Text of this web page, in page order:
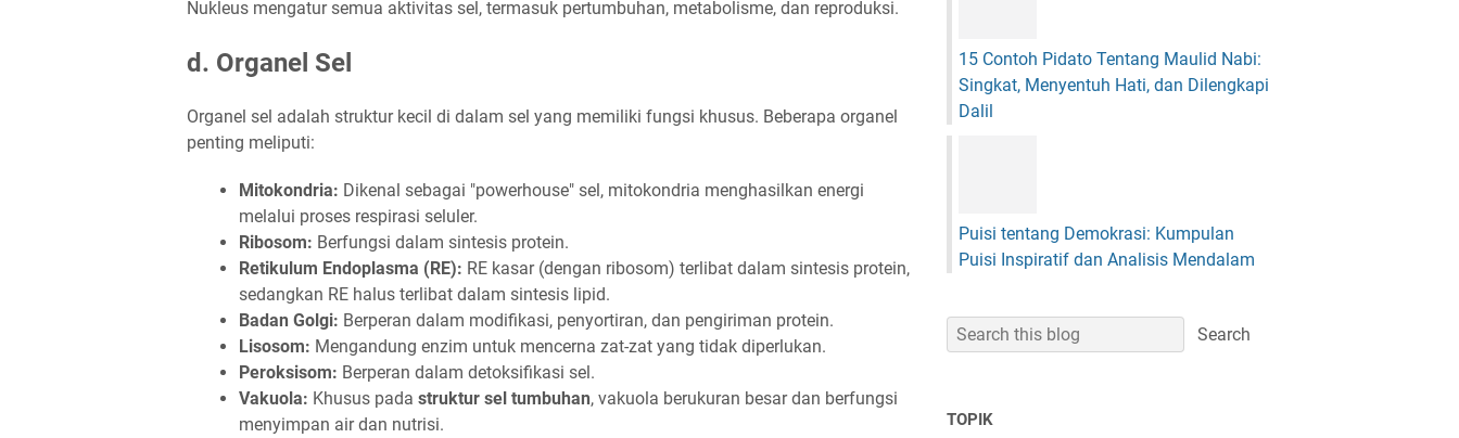
Nukleus mengatur semua aktivitas sel, termasuk pertumbuhan, metabolisme, dan reproduksi.
d. Organel Sel
Organel sel adalah struktur kecil di dalam sel yang memiliki fungsi khusus. Beberapa organel
penting meliputi:
Mitokondria: Dikenal sebagai "powerhouse" sel, mitokondria menghasilkan energi
melalui proses respirasi seluler.
Ribosom: Berfungsi dalam sintesis protein.
Retikulum Endoplasma (RE): RE kasar (dengan ribosom) terlibat dalam sintesis protein,
sedangkan RE halus terlibat dalam sintesis lipid.
Badan Golgi: Berperan dalam modifikasi, penyortiran, dan pengiriman protein.
Lisosom: Mengandung enzim untuk mencerna zat-zat yang tidak diperlukan.
Peroksisom: Berperan dalam detoksifikasi sel.
Vakuola: Khusus pada struktur sel tumbuhan, vakuola berukuran besar dan berfungsi
menyimpan air dan nutrisi.
15 Contoh Pidato Tentang Maulid Nabi:
Singkat, Menyentuh Hati, dan Dilengkapi
Dalil
Puisi tentang Demokrasi: Kumpulan
Puisi Inspiratif dan Analisis Mendalam
TOPIK